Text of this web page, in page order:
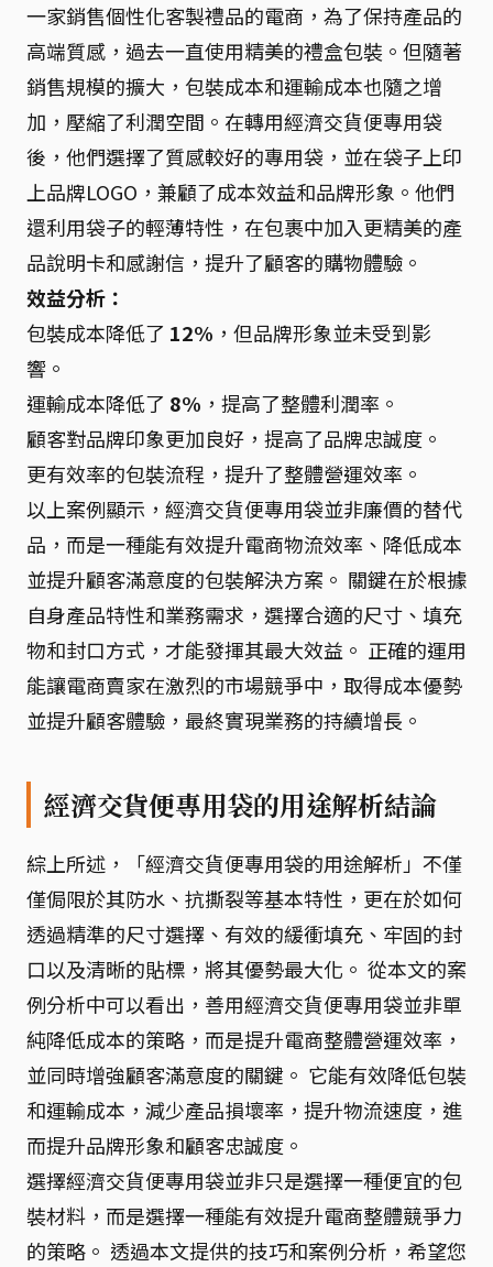
一家銷售個性化客製禮品的電商，為了保持產品的
高端質感，過去一直使用精美的禮盒包裝。但隨著
銷售規模的擴大，包裝成本和運輸成本也隨之增
加，壓縮了利潤空間。在轉用經濟交貨便專用袋
後，他們選擇了質感較好的專用袋，並在袋子上印
上品牌LOGO，兼顧了成本效益和品牌形象。他們
還利用袋子的輕薄特性，在包裹中加入更精美的產
品說明卡和感謝信，提升了顧客的購物體驗。
效益分析：
包裝成本降低了 12% ，但品牌形象並未受到影
響。
運輸成本降低了 8% ，提高了整體利潤率。
顧客對品牌印象更加良好，提高了品牌忠誠度。
更有效率的包裝流程，提升了整體營運效率。
以上案例顯示，經濟交貨便專用袋並非廉價的替代
品，而是一種能有效提升電商物流效率、降低成本
並提升顧客滿意度的包裝解決方案。 關鍵在於根據
自身產品特性和業務需求，選擇合適的尺寸、填充
物和封口方式，才能發揮其最大效益。 正確的運用
能讓電商賣家在激烈的市場競爭中，取得成本優勢
並提升顧客體驗，最終實現業務的持續增長。
經濟交貨便專用袋的用途解析結論
綜上所述，「經濟交貨便專用袋的用途解析」不僅
僅侷限於其防水、抗撕裂等基本特性，更在於如何
透過精準的尺寸選擇、有效的緩衝填充、牢固的封
口以及清晰的貼標，將其優勢最大化。 從本文的案
例分析中可以看出，善用經濟交貨便專用袋並非單
純降低成本的策略，而是提升電商整體營運效率，
並同時增強顧客滿意度的關鍵。 它能有效降低包裝
和運輸成本，減少產品損壞率，提升物流速度，進
而提升品牌形象和顧客忠誠度。
選擇經濟交貨便專用袋並非只是選擇一種便宜的包
裝材料，而是選擇一種能有效提升電商整體競爭力
的策略。 透過本文提供的技巧和案例分析，希望您